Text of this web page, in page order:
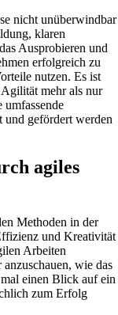
nicht unüberwindbar
klaren
Ausprobieren und
erfolgreich zu
nutzen. Es ist
Agilität mehr als nur
umfassende
gefördert werden
agiles
Methoden in der
und Kreativität
Arbeiten
wie das
einen Blick auf ein
zum Erfolg